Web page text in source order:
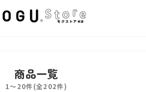
商品一覧
1〜20件(全202件)